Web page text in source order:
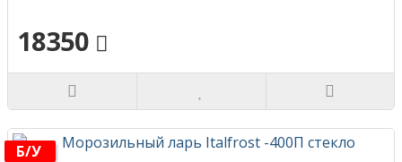
18350
Б/у